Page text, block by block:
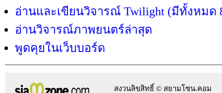
อ่านและเขียนวิจารณ์ Twilight (มีทั้งหมด
อ่านวิจารณ์ภาพยนตร์ล่าสุด
พูดคุยในเว็บบอร์ด
สงวนลิขสิทธิ์ © สยามโซน.คอม